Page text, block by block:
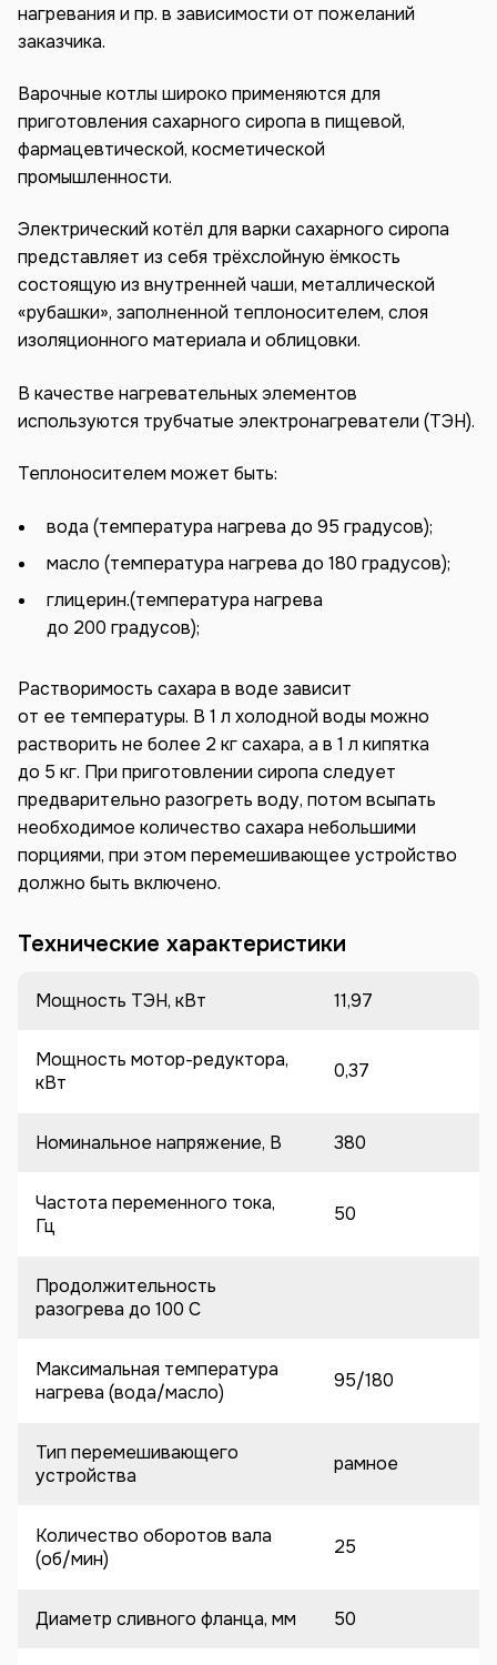
нагревания и пр. в зависимости от пожеланий
заказчика.
Варочные котлы широко применяются для
приготовления сахарного сиропа в пищевой,
фармацевтической, косметической
промышленности.
Электрический котёл для варки сахарного сиропа
представляет из себя трёхслойную ёмкость
состоящую из внутренней чаши, металлической
«рубашки», заполненной теплоносителем, слоя
изоляционного материала и облицовки.
В качестве нагревательных элементов
используются трубчатые электронагреватели (ТЭН).
Теплоносителем может быть:
вода (температура нагрева до 95 градусов);
масло (температура нагрева до 180 градусов);
глицерин.(температура нагрева
до 200 градусов);
Растворимость сахара в воде зависит
от ее температуры. В 1 л холодной воды можно
растворить не более 2 кг сахара, а в 1 л кипятка
до 5 кг. При приготовлении сиропа следует
предварительно разогреть воду, потом всыпать
необходимое количество сахара небольшими
порциями, при этом перемешивающее устройство
должно быть включено.
Технические характеристики
Мощность ТЭН, кВт 11,97
Мощность мотор-редуктора,
кВт
0,37
Номинальное напряжение, В 380
Частота переменного тока,
Гц
50
Продолжительность
разогрева до 100 C
Максимальная температура
нагрева (вода/масло)
95/180
Тип перемешивающего
устройства
рамное
Количество оборотов вала
(об/мин)
25
Диаметр сливного фланца, мм 50